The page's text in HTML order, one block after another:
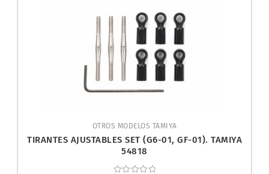
OTROS MODELOS TAMIYA
TIRANTES AJUSTABLES SET (G6-01, GF-01). TAMIYA
54818